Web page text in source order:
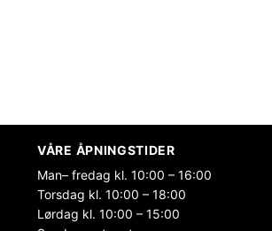
VÅRE ÅPNINGSTIDER
Man– fredag kl. 10:00 – 16:00
Torsdag kl. 10:00 – 18:00
Lørdag kl. 10:00 – 15:00